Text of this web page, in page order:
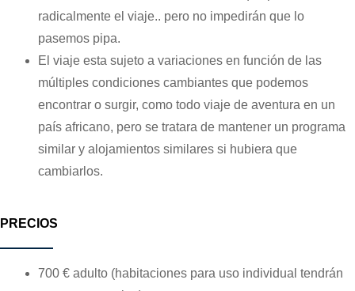
radicalmente el viaje.. pero no impedirán que lo
pasemos pipa.
El viaje esta sujeto a variaciones en función de las
múltiples condiciones cambiantes que podemos
encontrar o surgir, como todo viaje de aventura en un
país africano, pero se tratara de mantener un programa
similar y alojamientos similares si hubiera que
cambiarlos.
PRECIOS
700 € adulto (habitaciones para uso individual tendrán